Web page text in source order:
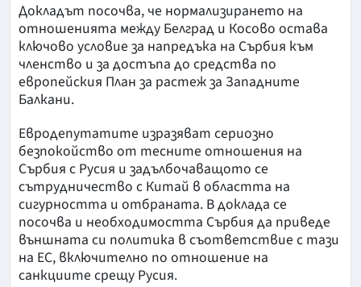
Докладът посочва, че нормализирането на
отношенията между Белград и Косово остава
ключово условие за напредъка на Сърбия към
членство и за достъпа до средства по
европейския План за растеж за Западните
Балкани.
Евродепутатите изразяват сериозно
безпокойство от тесните отношения на
Сърбия с Русия и задълбочаващото се
сътрудничество с Китай в областта на
сигурността и отбраната. В доклада се
посочва и необходимостта Сърбия да приведе
външната си политика в съответствие с тази
на ЕС, включително по отношение на
санкциите срещу Русия.